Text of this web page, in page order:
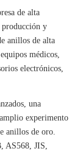
de alta
producción y
anillos de alta
médicos,
electrónicos,
una
experimento
anillos de oro.
AS568, JIS,